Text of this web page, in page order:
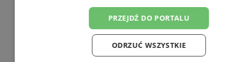
PRZEJDŹ DO PORTALU
ODRZUĆ WSZYSTKIE